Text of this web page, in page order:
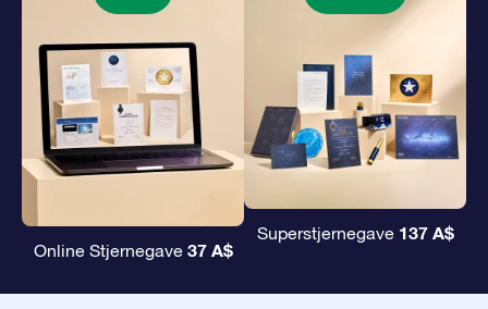
Online Stjernegave 37 A$
Superstjernegave 137 A$